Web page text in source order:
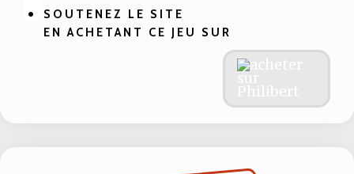
SOUTENEZ LE SITE
EN ACHETANT CE JEU SUR